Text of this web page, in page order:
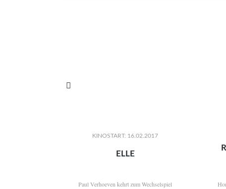

KINOSTART: 16.02.2017
ELLE
Paul Verhoeven kehrt zum Wechselspiel